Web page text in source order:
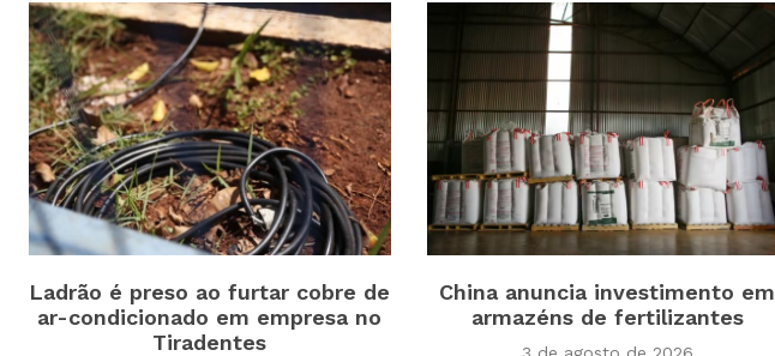
Ladrão é preso ao furtar cobre de
ar-condicionado em empresa no
Tiradentes
China anuncia investimento em
armazéns de fertilizantes